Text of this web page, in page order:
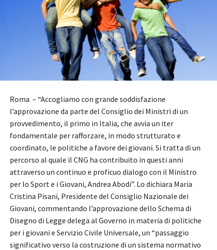
Roma – “Accogliamo con grande soddisfazione
l’approvazione da parte del Consiglio dei Ministri di un
provvedimento, il primo in Italia, che avvia un iter
fondamentale per rafforzare, in modo strutturato e
coordinato, le politiche a favore dei giovani. Si tratta di un
percorso al quale il CNG ha contribuito in questi anni
attraverso un continuo e proficuo dialogo con il Ministro
per lo Sport e i Giovani, Andrea Abodi”. Lo dichiara Maria
Cristina Pisani, Presidente del Consiglio Nazionale dei
Giovani, commentando l’approvazione dello Schema di
Disegno di Legge delega al Governo in materia di politiche
per i giovani e Servizio Civile Universale, un “passaggio
significativo verso la costruzione di un sistema normativo